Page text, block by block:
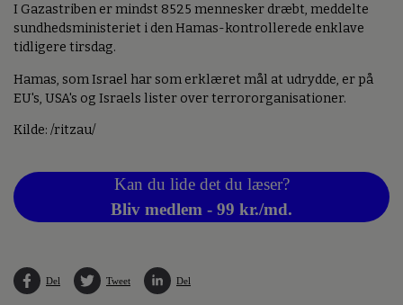
I Gazastriben er mindst 8525 mennesker dræbt, meddelte
sundhedsministeriet i den Hamas-kontrollerede enklave
tidligere tirsdag.
Hamas, som Israel har som erklæret mål at udrydde, er på
EU's, USA's og Israels lister over terrororganisationer.
Kilde: /ritzau/
Kan du lide det du læser?
Bliv medlem - 99 kr./md.
Del Tweet Del